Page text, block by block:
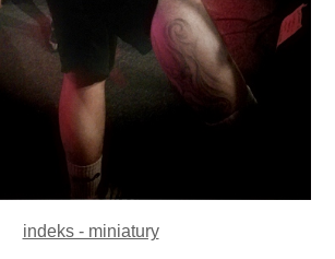
indeks - miniatury